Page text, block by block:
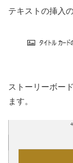
テキストの挿入
ストーリーボー
ます。